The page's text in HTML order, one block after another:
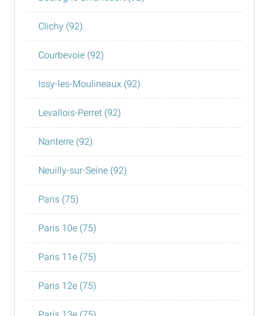
Clichy (92)
Courbevoie (92)
Issy-les-Moulineaux (92)
Levallois-Perret (92)
Nanterre (92)
Neuilly-sur-Seine (92)
Paris (75)
Paris 10e (75)
Paris 11e (75)
Paris 12e (75)